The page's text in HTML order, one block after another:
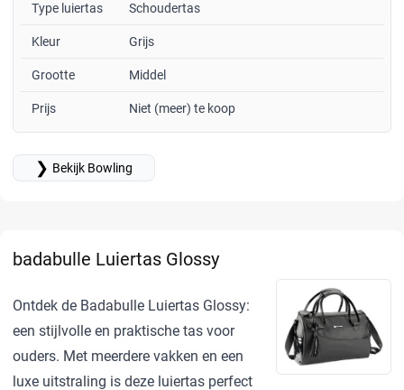
Type luiertas Schoudertas
Kleur Grijs
Grootte Middel
Prijs Niet (meer) te koop
❯ Bekijk Bowling
badabulle Luiertas Glossy
Ontdek de Badabulle Luiertas Glossy:
een stijlvolle en praktische tas voor
ouders. Met meerdere vakken en een
luxe uitstraling is deze luiertas perfect